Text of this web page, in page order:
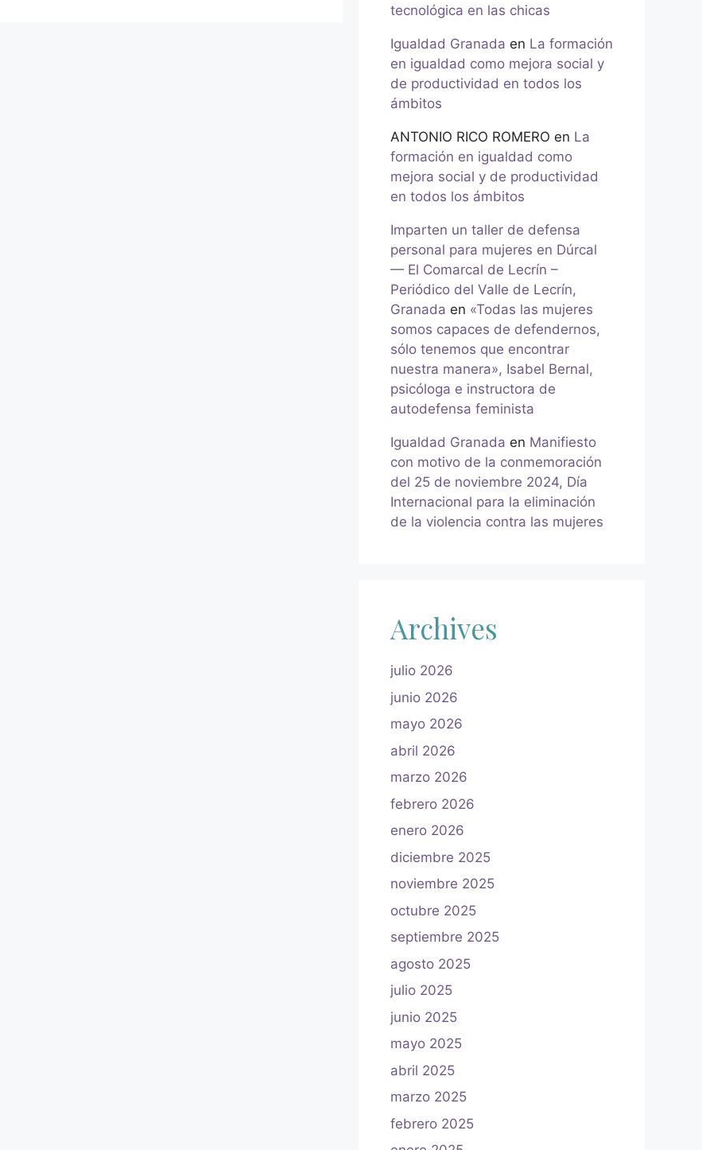
tecnológica en las chicas
Igualdad Granada en La formación
en igualdad como mejora social y
de productividad en todos los
ámbitos
ANTONIO RICO ROMERO en La
formación en igualdad como
mejora social y de productividad
en todos los ámbitos
Imparten un taller de defensa
personal para mujeres en Dúrcal
— El Comarcal de Lecrín –
Periódico del Valle de Lecrín,
Granada en «Todas las mujeres
somos capaces de defendernos,
sólo tenemos que encontrar
nuestra manera», Isabel Bernal,
psicóloga e instructora de
autodefensa feminista
Igualdad Granada en Manifiesto
con motivo de la conmemoración
del 25 de noviembre 2024, Día
Internacional para la eliminación
de la violencia contra las mujeres
Archives
julio 2026
junio 2026
mayo 2026
abril 2026
marzo 2026
febrero 2026
enero 2026
diciembre 2025
noviembre 2025
octubre 2025
septiembre 2025
agosto 2025
julio 2025
junio 2025
mayo 2025
abril 2025
marzo 2025
febrero 2025